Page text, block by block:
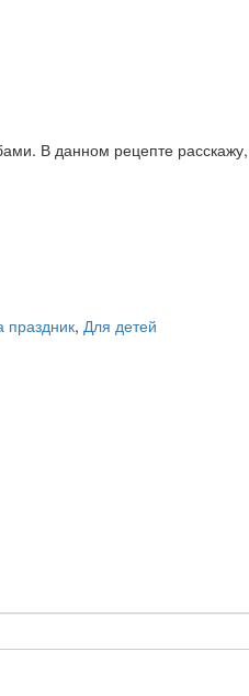
В данном рецепте
праздник, Для детей